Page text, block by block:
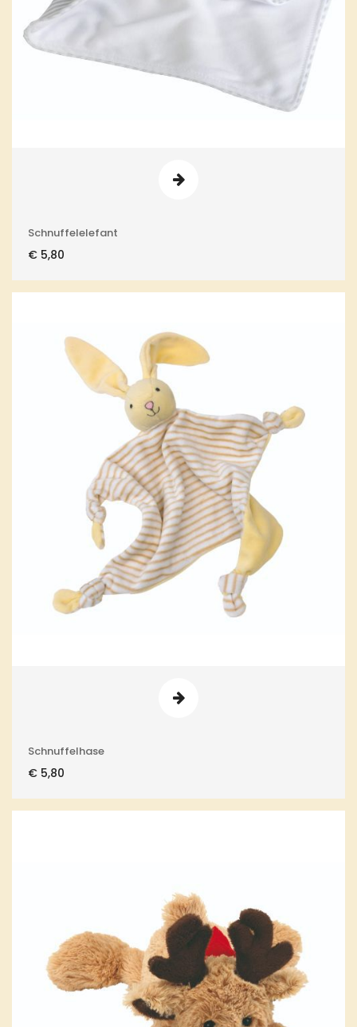
Schnuffelelefant
€ 5,80
Schnuffelhase
€ 5,80